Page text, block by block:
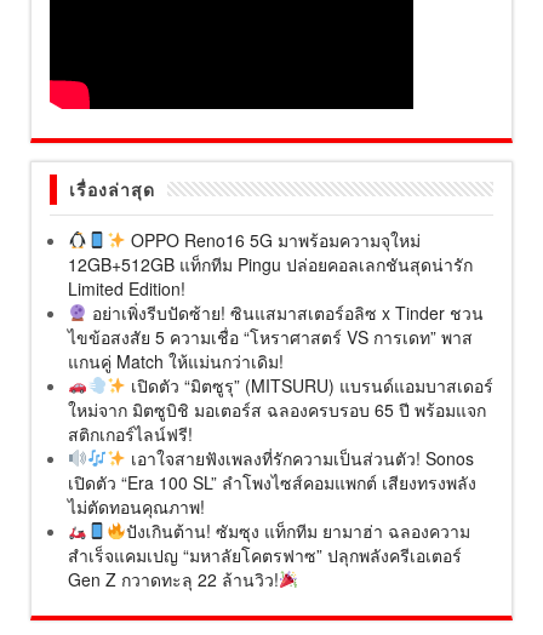
เรื่องล่าสุด
OPPO Reno16 5G มาพร้อมความจุใหม่
12GB+512GB แท็กทีม Pingu ปล่อยคอลเลกชันสุดน่ารัก
Limited Edition!
อย่าเพิ่งรีบปัดซ้าย! ซินแสมาสเตอร์อลิซ x Tinder ชวน
ไขข้อสงสัย 5 ความเชื่อ “โหราศาสตร์ VS การเดท” พาส
แกนคู่ Match ให้แม่นกว่าเดิม!
เปิดตัว “มิตซูรุ” (MITSURU) แบรนด์แอมบาสเดอร์
ใหม่จาก มิตซูบิชิ มอเตอร์ส ฉลองครบรอบ 65 ปี พร้อมแจก
สติกเกอร์ไลน์ฟรี!
เอาใจสายฟังเพลงที่รักความเป็นส่วนตัว! Sonos
เปิดตัว “Era 100 SL” ลำโพงไซส์คอมแพกต์ เสียงทรงพลัง
ไม่ตัดทอนคุณภาพ!
ปังเกินต้าน! ซัมซุง แท็กทีม ยามาฮ่า ฉลองความ
สำเร็จแคมเปญ “มหาลัยโคตรฟาซ” ปลุกพลังครีเอเตอร์
Gen Z กวาดทะลุ 22 ล้านวิว!